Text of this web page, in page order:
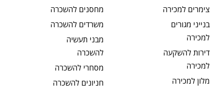
צימרים למכירה
בנייני מגורים
למכירה
דירות להשקעה
למכירה
מלון למכירה
מחסנים להשכרה
משרדים להשכרה
מבני תעשיה
להשכרה
מסחרי להשכרה
חניונים להשכרה